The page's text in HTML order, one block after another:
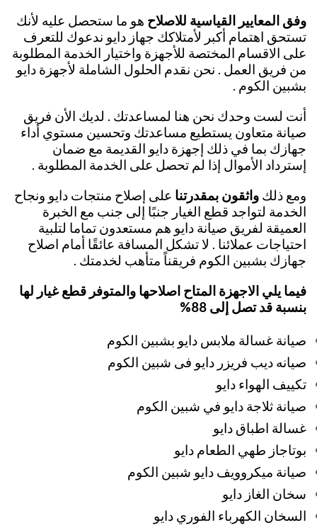
وفق المعايير القياسية للاصلاح هو ما ستحصل عليه لأنك
تستحق اهتمام أكبر لأمتلاكك جهاز دايو ندعوك للتعرف
على الاقسام المختصة للأجهزة واختيار الخدمة المطلوبة
من فريق العمل . نحن نقدم الحلول الشاملة لأجهزة دايو
بشبين الكوم .
أنت لست وحدك نحن هنا لمساعدتك . لديك الأن فريق
صيانة متعاون يستطيع مساعدتك وتحسين مستوي أداء
جهازك بما في ذلك إجهزة دايو القديمة مع ضمان
إسترداد الأموال إذا لم تحصل على الخدمة المطلوبة .
ومع ذلك واثقون بمقدرتنا على إصلاح منتجات دايو ونجاح
الخدمة لتواجد قطع الغيار جنبًا إلى جنب مع الخبرة
العميقة لفريق صيانة دايو هم مستعدون تماما لتلبية
احتياجات عملائنا . لا تشكل المسافة عائقًا أمام اصلاح
جهازك بشبين الكوم فريقناً متأهب لخدمتك .
فيما يلي الاجهزة المتاح اصلاحها والمتوفر قطع غيار لها
بنسبة قد تصل إلى 88%
صيانة غسالة ملابس دايو بشبين الكوم
صيانه ديب فريزر دايو فى شبين الكوم
تكييف الهواء دايو
صيانة ثلاجة دايو في شبين الكوم
غسالة اطباق دايو
بوتاجاز طهي الطعام دايو
صيانة ميكروويف دايو شبين الكوم
سخان الغاز دايو
السخان الكهرباء الفوري دايو